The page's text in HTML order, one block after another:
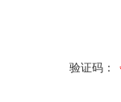
验证码：